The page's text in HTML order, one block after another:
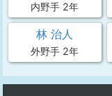
内野手 2年
林 治人
外野手 2年